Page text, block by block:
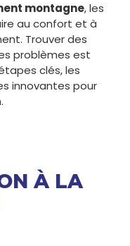
montagne, les
au confort et à
Trouver des
problèmes est
clés, les
innovantes pour
À LA